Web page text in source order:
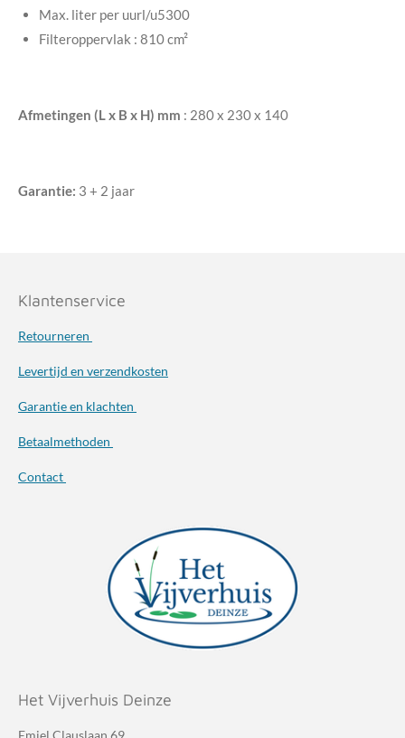
Max. liter per uurl/u5300
Filteroppervlak : 810 cm²
Afmetingen (L x B x H) mm : 280 x 230 x 140
Garantie: 3 + 2 jaar
Klantenservice
Retourneren
Levertijd en verzendkosten
Garantie en klachten
Betaalmethoden
Contact
Het Vijverhuis Deinze
Emiel Clauslaan 69